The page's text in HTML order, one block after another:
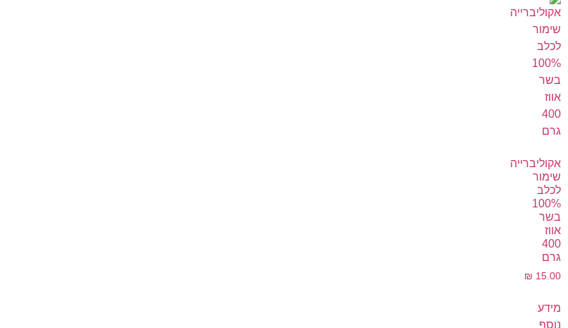
אקוליברייה
שימור
לכלב
100%
בשר
אווז
400
גרם
₪ 15.00
מידע
נוסף